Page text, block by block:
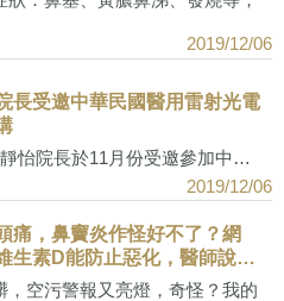
2019/12/06
長受邀中華民國醫用雷射光電
2019/12/06
怡院長於11月份受邀參加中…
痛，鼻竇炎作怪好不了？網
生素D能防止惡化，醫師說…
，空污警報又亮燈，奇怪？我的